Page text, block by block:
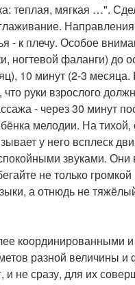
мягкая …".
- к плечу. Особое
ногтевой фаланги)
10 минут (2-3 месяца.
руки взрослого
- через 30 минут
мелодии. На тихой,
у него всплеск
звуками. Они
не только
а отнюдь не
координированными
разной величины
и не сразу, для их